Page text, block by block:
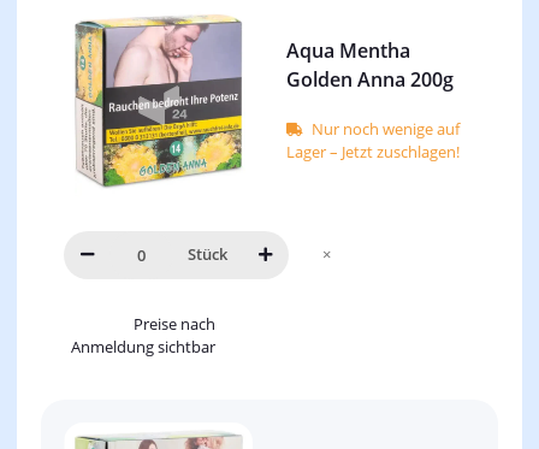
Aqua Mentha
Golden Anna 200g
Nur noch wenige auf
Lager – Jetzt zuschlagen!
Stück ×
Preise nach
Anmeldung sichtbar